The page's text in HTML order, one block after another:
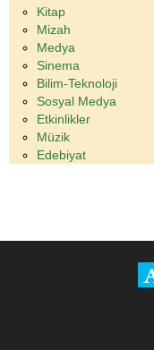
Kitap
Mizah
Medya
Sinema
Bilim-Teknoloji
Sosyal Medya
Etkinlikler
Müzik
Edebiyat